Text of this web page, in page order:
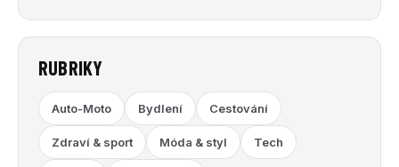
RUBRIKY
Auto-Moto Bydlení Cestování
Zdraví & sport Móda & styl Tech